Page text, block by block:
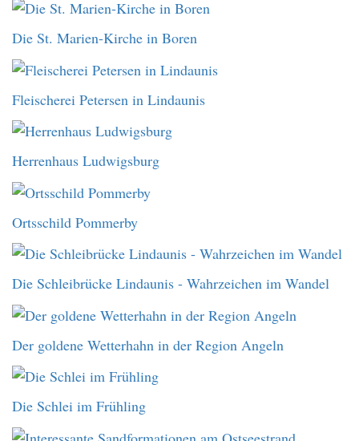
Die St. Marien-Kirche in Boren
Fleischerei Petersen in Lindaunis
Herrenhaus Ludwigsburg
Ortsschild Pommerby
Die Schleibrücke Lindaunis - Wahrzeichen im Wandel
Der goldene Wetterhahn in der Region Angeln
Die Schlei im Frühling